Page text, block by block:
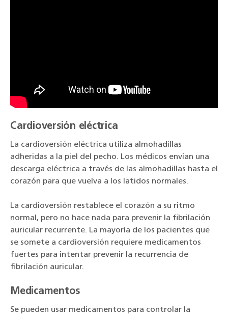
Cardioversión eléctrica
La cardioversión eléctrica utiliza almohadillas
adheridas a la piel del pecho. Los médicos envían una
descarga eléctrica a través de las almohadillas hasta el
corazón para que vuelva a los latidos normales.
La cardioversión restablece el corazón a su ritmo
normal, pero no hace nada para prevenir la fibrilación
auricular recurrente. La mayoría de los pacientes que
se somete a cardioversión requiere medicamentos
fuertes para intentar prevenir la recurrencia de
fibrilación auricular.
Medicamentos
Se pueden usar medicamentos para controlar la